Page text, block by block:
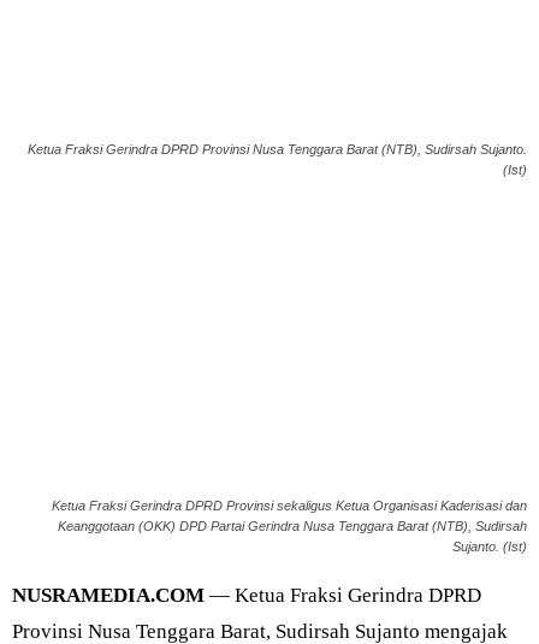
Ketua Fraksi Gerindra DPRD Provinsi Nusa Tenggara Barat (NTB), Sudirsah Sujanto.
(Ist)
Ketua Fraksi Gerindra DPRD Provinsi sekaligus Ketua Organisasi Kaderisasi dan
Keanggotaan (OKK) DPD Partai Gerindra Nusa Tenggara Barat (NTB), Sudirsah
Sujanto. (Ist)
NUSRAMEDIA.COM — Ketua Fraksi Gerindra DPRD
Provinsi Nusa Tenggara Barat, Sudirsah Sujanto mengajak